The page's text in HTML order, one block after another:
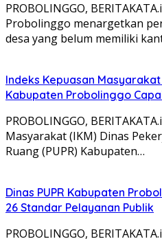
PROBOLINGGO,
Probolinggo menargetkan
desa yang belum memiliki
Indeks Kepuasan Masyarakat
Kabupaten Probolinggo
PROBOLINGGO,
Masyarakat (IKM) Dinas
Ruang (PUPR) Kabupaten…
Dinas PUPR Kabupaten
26 Standar Pelayanan Publik
PROBOLINGGO,